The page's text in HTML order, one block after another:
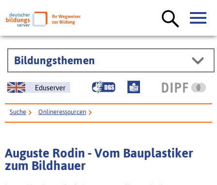
Bildungsthemen
Eduserver
Suche Onlineressourcen
Auguste Rodin - Vom Bauplastiker
zum Bildhauer